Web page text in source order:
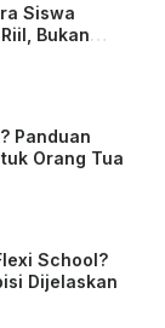
Siswa
Bukan
Panduan
Orang Tua
School?
Dijelaskan